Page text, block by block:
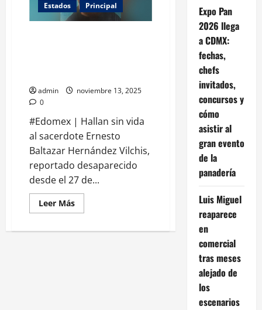
Estados Principal
admin
noviembre 13, 2025
0
#Edomex | Hallan sin vida
al sacerdote Ernesto
Baltazar Hernández Vilchis,
reportado desaparecido
desde el 27 de...
Leer MásLeer
más
Hallan
Expo Pan
2026 llega
a CDMX:
fechas,
chefs
invitados,
concursos y
cómo
asistir al
gran evento
de la
panadería
Luis Miguel
reaparece
en
comercial
tras meses
alejado de
los
escenarios